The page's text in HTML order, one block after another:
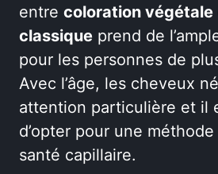
entre coloration végétale
classique prend de
pour les personnes de
Avec l’âge, les cheveux
attention particulière et il
d’opter pour une
santé capillaire.